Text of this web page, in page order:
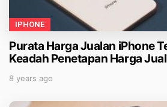
IPHONE
Purata Harga Jualan iPhone
Keadah Penetapan Harga
8 years ago